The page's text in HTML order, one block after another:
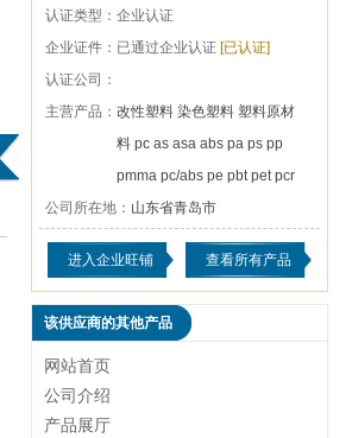
认证类型： 企业认证
企业证件： 已通过企业认证 [已认证]
认证公司：
主营产品： 改性塑料 染色塑料 塑料原材
料 pc as asa abs pa ps pp
pmma pc/abs pe pbt pet pcr
公司所在地： 山东省青岛市
进入企业旺铺 查看所有产品
该供应商的其他产品
网站首页
公司介绍
产品展厅